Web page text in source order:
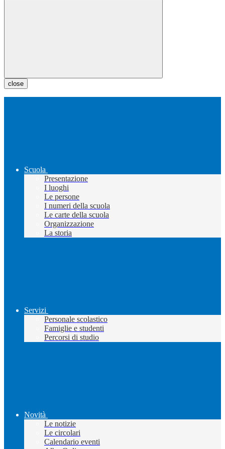
close
Scuola
Presentazione
I luoghi
Le persone
I numeri della scuola
Le carte della scuola
Organizzazione
La storia
Servizi
Personale scolastico
Famiglie e studenti
Percorsi di studio
Novità
Le notizie
Le circolari
Calendario eventi